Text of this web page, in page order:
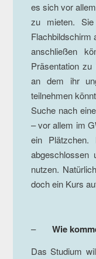
es sich vor
zu mieten.
Flachbildschirm
anschließen
Präsentation
an dem ihr
teilnehmen
Suche nach
– vor allem im
ein
nutzen.
doch ein Kurs
– Wie
Das Studium